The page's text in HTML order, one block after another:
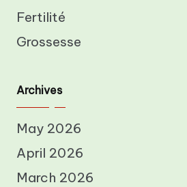
Fertilité
Grossesse
Archives
May 2026
April 2026
March 2026